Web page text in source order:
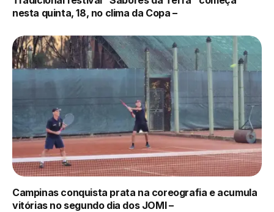
nesta quinta, 18, no clima da Copa –
Campinas conquista prata na coreografia e acumula
vitórias no segundo dia dos JOMI –